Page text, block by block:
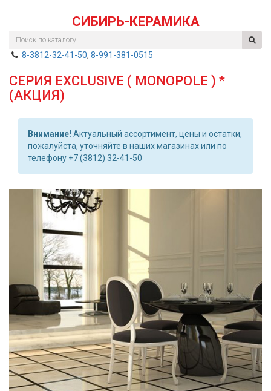
СИБИРЬ-КЕРАМИКА
8-3812-32-41-50, 8-991-381-0515
СЕРИЯ EXCLUSIVE ( MONOPOLE ) *
(АКЦИЯ)
Внимание! Актуальный ассортимент, цены и остатки,
пожалуйста, уточняйте в наших магазинах или по
телефону +7 (3812) 32-41-50